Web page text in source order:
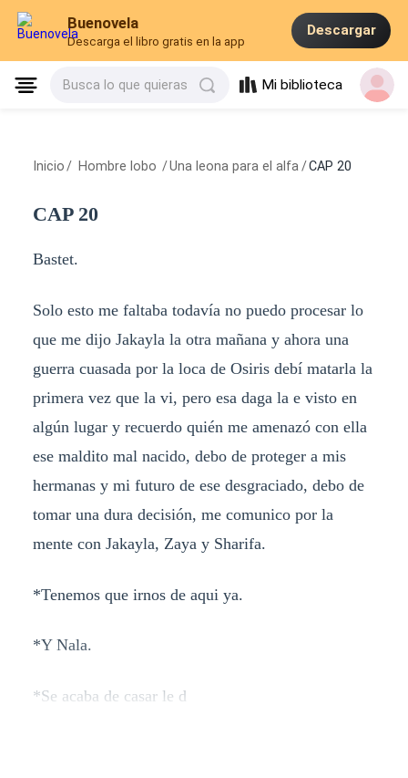
Buenovela
Descarga el libro gratis en la app
Descargar
Busca lo que quieras Mi biblioteca
Inicio / Hombre lobo /Una leona para el alfa /CAP 20
CAP 20
Bastet.
Solo esto me faltaba todavía no puedo procesar lo
que me dijo Jakayla la otra mañana y ahora una
guerra cuasada por la loca de Osiris debí matarla la
primera vez que la vi, pero esa daga la e visto en
algún lugar y recuerdo quién me amenazó con ella
ese maldito mal nacido, debo de proteger a mis
hermanas y mi futuro de ese desgraciado, debo de
tomar una dura decisión, me comunico por la
mente con Jakayla, Zaya y Sharifa.
*Tenemos que irnos de aqui ya.
*Y Nala.
*Se acaba de casar le d